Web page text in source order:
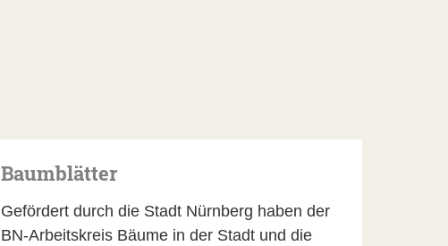
Baumblätter
Gefördert durch die Stadt Nürnberg haben der
BN-Arbeitskreis Bäume in der Stadt und die